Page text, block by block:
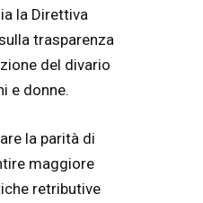
la Direttiva
trasparenza
del divario
e donne.
la parità di
maggiore
retributive